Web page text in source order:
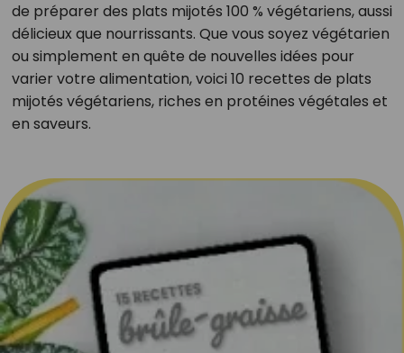
de préparer des plats mijotés 100 % végétariens, aussi
délicieux que nourrissants. Que vous soyez végétarien
ou simplement en quête de nouvelles idées pour
varier votre alimentation, voici 10 recettes de plats
mijotés végétariens, riches en protéines végétales et
en saveurs.